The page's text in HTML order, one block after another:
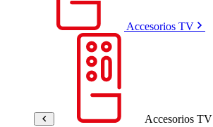
Accesorios TV
Accesorios TV